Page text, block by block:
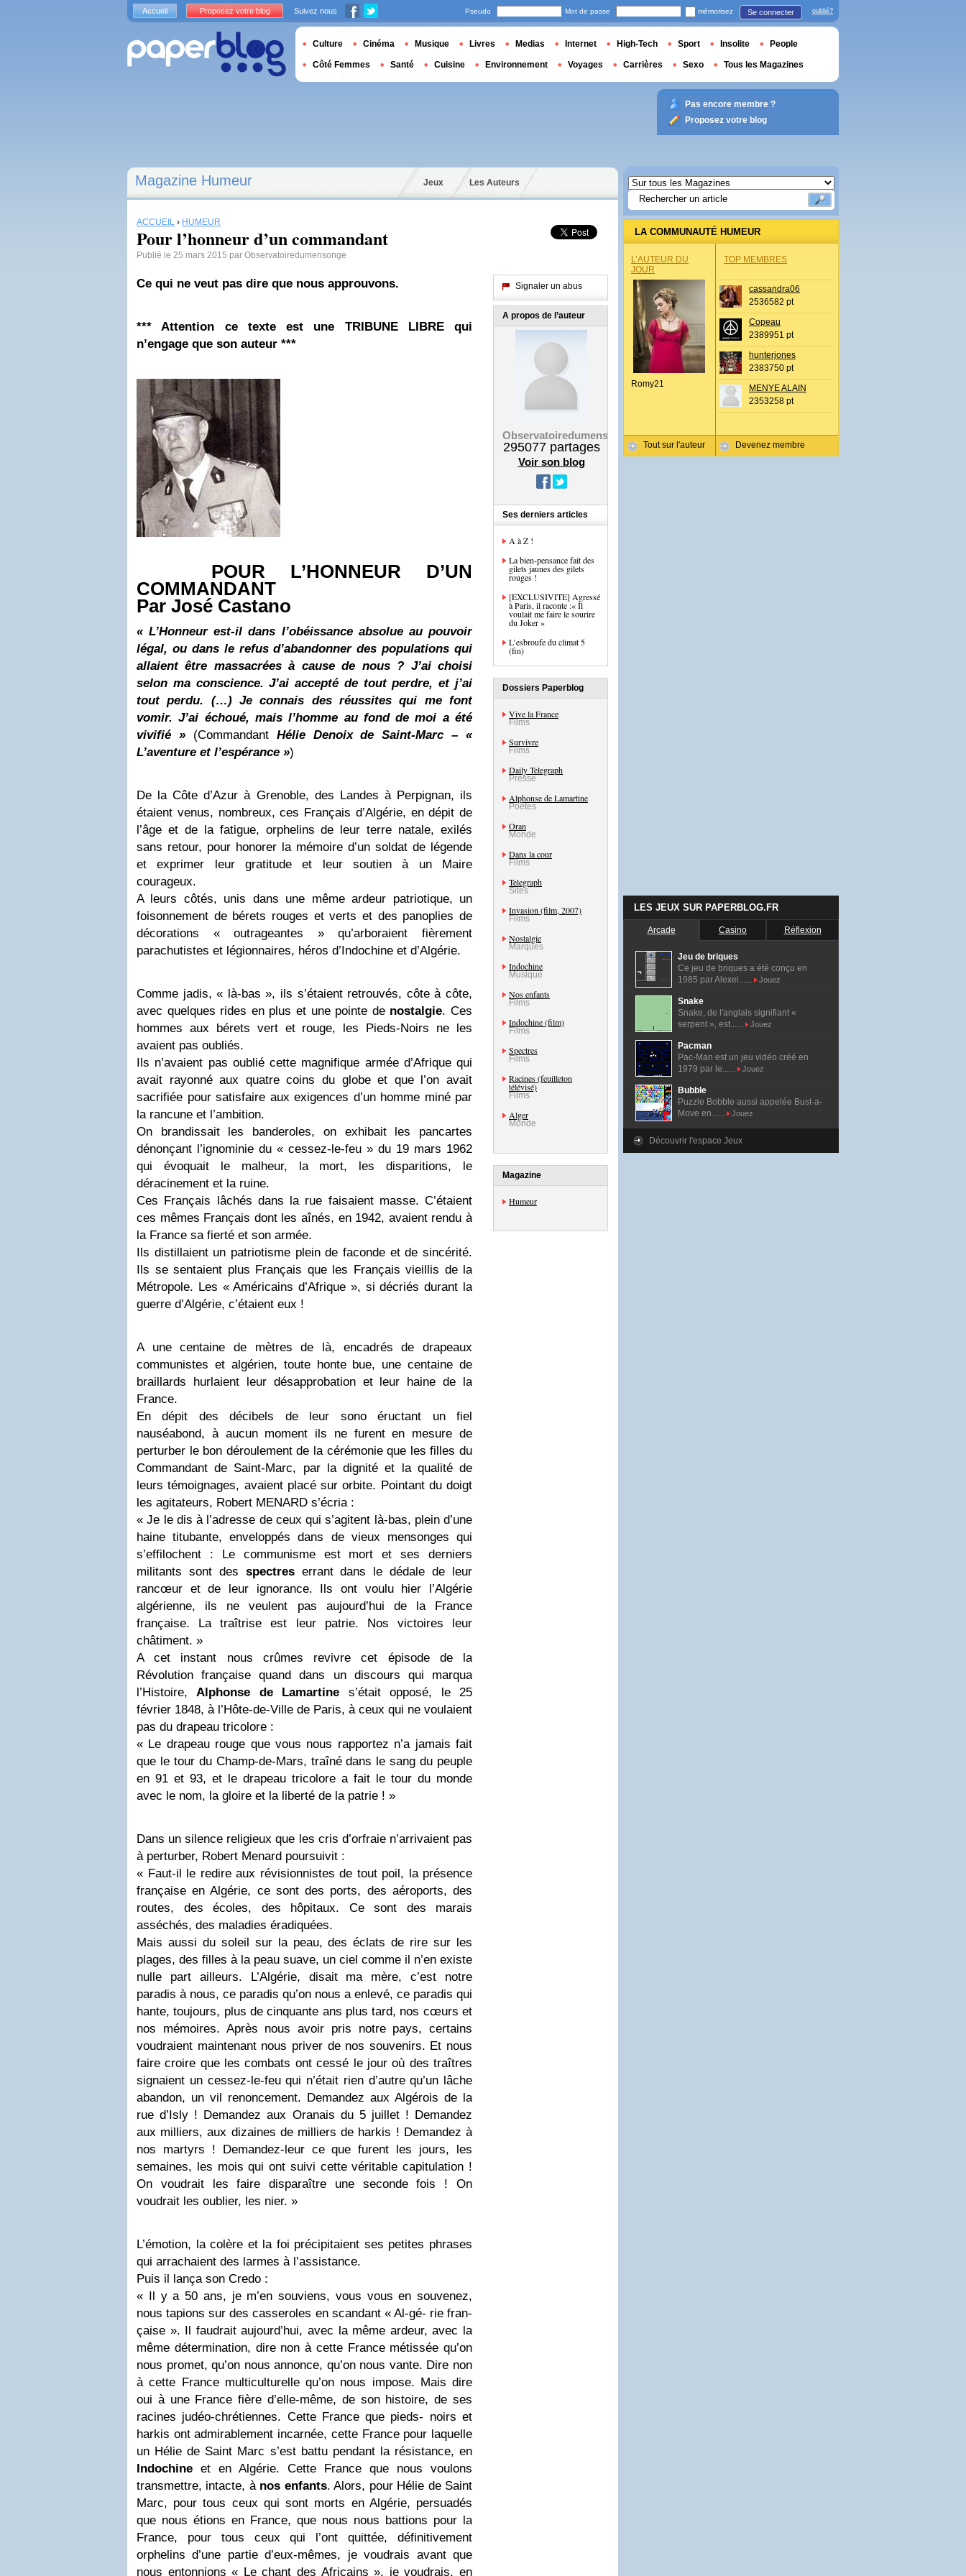
Magazine Humeur Jeux Les Auteurs
ACCUEIL › HUMEUR
Pour l’honneur d’un commandant
Publié le 25 mars 2015 par Observatoiredumensonge
Ce qui ne veut pas dire que nous approuvons.
*** Attention ce texte est une TRIBUNE LIBRE qui
n’engage que son auteur ***
POUR L’HONNEUR D’UN
COMMANDANT
Par José Castano
« L’Honneur est-il dans l’obéissance absolue au pouvoir
légal, ou dans le refus d’abandonner des populations qui
allaient être massacrées à cause de nous ? J’ai choisi
selon ma conscience. J’ai accepté de tout perdre, et j’ai
tout perdu. (…) Je connais des réussites qui me font
vomir. J’ai échoué, mais l’homme au fond de moi a été
vivifié »(Commandant Hélie Denoix de Saint-Marc – «
L’aventure et l’espérance »)
De la Côte d’Azur à Grenoble, des Landes à Perpignan, ils
étaient venus, nombreux, ces Français d’Algérie, en dépit de
l’âge et de la fatigue, orphelins de leur terre natale, exilés
sans retour, pour honorer la mémoire d’un soldat de légende
et exprimer leur gratitude et leur soutien à un Maire
courageux.
A leurs côtés, unis dans une même ardeur patriotique, un
foisonnement de bérets rouges et verts et des panoplies de
décorations « outrageantes » qu’arboraient fièrement
parachutistes et légionnaires, héros d’Indochine et d’Algérie.
Comme jadis, « là-bas », ils s’étaient retrouvés, côte à côte,
avec quelques rides en plus et une pointe de nostalgie. Ces
hommes aux bérets vert et rouge, les Pieds-Noirs ne les
avaient pas oubliés.
Ils n’avaient pas oublié cette magnifique armée d’Afrique qui
avait rayonné aux quatre coins du globe et que l’on avait
sacrifiée pour satisfaire aux exigences d’un homme miné par
la rancune et l’ambition.
On brandissait les banderoles, on exhibait les pancartes
dénonçant l’ignominie du « cessez-le-feu » du 19 mars 1962
qui évoquait le malheur, la mort, les disparitions, le
déracinement et la ruine.
Ces Français lâchés dans la rue faisaient masse. C’étaient
ces mêmes Français dont les aînés, en 1942, avaient rendu à
la France sa fierté et son armée.
Ils distillaient un patriotisme plein de faconde et de sincérité.
Ils se sentaient plus Français que les Français vieillis de la
Métropole. Les « Américains d’Afrique », si décriés durant la
guerre d’Algérie, c’étaient eux !
A une centaine de mètres de là, encadrés de drapeaux
communistes et algérien, toute honte bue, une centaine de
braillards hurlaient leur désapprobation et leur haine de la
France.
En dépit des décibels de leur sono éructant un fiel
nauséabond, à aucun moment ils ne furent en mesure de
perturber le bon déroulement de la cérémonie que les filles du
Commandant de Saint-Marc, par la dignité et la qualité de
leurs témoignages, avaient placé sur orbite. Pointant du doigt
les agitateurs, Robert MENARD s’écria :
« Je le dis à l’adresse de ceux qui s’agitent là-bas, plein d’une
haine titubante, enveloppés dans de vieux mensonges qui
s’effilochent : Le communisme est mort et ses derniers
militants sont des spectreserrant dans le dédale de leur
rancœur et de leur ignorance. Ils ont voulu hier l’Algérie
algérienne, ils ne veulent pas aujourd’hui de la France
française. La traîtrise est leur patrie. Nos victoires leur
châtiment. »
A cet instant nous crûmes revivre cet épisode de la
Révolution française quand dans un discours qui marqua
l’Histoire,Alphonse de Lamartine s’était opposé, le 25
février 1848, à l’Hôte-de-Ville de Paris, à ceux qui ne voulaient
pas du drapeau tricolore :
« Le drapeau rouge que vous nous rapportez n’a jamais fait
que le tour du Champ-de-Mars, traîné dans le sang du peuple
en 91 et 93, et le drapeau tricolore a fait le tour du monde
avec le nom, la gloire et la liberté de la patrie ! »
Dans un silence religieux que les cris d’orfraie n’arrivaient pas
à perturber, Robert Menard poursuivit :
« Faut-il le redire aux révisionnistes de tout poil, la présence
française en Algérie, ce sont des ports, des aéroports, des
routes, des écoles, des hôpitaux. Ce sont des marais
asséchés, des maladies éradiquées.
Mais aussi du soleil sur la peau, des éclats de rire sur les
plages, des filles à la peau suave, un ciel comme il n’en existe
nulle part ailleurs. L’Algérie, disait ma mère, c’est notre
paradis à nous, ce paradis qu’on nous a enlevé, ce paradis qui
hante, toujours, plus de cinquante ans plus tard, nos cœurs et
nos mémoires. Après nous avoir pris notre pays, certains
voudraient maintenant nous priver de nos souvenirs. Et nous
faire croire que les combats ont cessé le jour où des traîtres
signaient un cessez-le-feu qui n’était rien d’autre qu’un lâche
abandon, un vil renoncement. Demandez aux Algérois de la
rue d’Isly ! Demandez aux Oranais du 5 juillet ! Demandez
aux milliers, aux dizaines de milliers de harkis ! Demandez à
nos martyrs ! Demandez-leur ce que furent les jours, les
semaines, les mois qui ont suivi cette véritable capitulation !
On voudrait les faire disparaître une seconde fois ! On
voudrait les oublier, les nier. »
L’émotion, la colère et la foi précipitaient ses petites phrases
qui arrachaient des larmes à l’assistance.
Puis il lança son Credo :
« Il y a 50 ans, je m’en souviens, vous vous en souvenez,
nous tapions sur des casseroles en scandant « Al-gé- rie fran-
çaise ». Il faudrait aujourd’hui, avec la même ardeur, avec la
même détermination, dire non à cette France métissée qu’on
nous promet, qu’on nous annonce, qu’on nous vante. Dire non
à cette France multiculturelle qu’on nous impose. Mais dire
oui à une France fière d’elle-même, de son histoire, de ses
racines judéo-chrétiennes. Cette France que pieds- noirs et
harkis ont admirablement incarnée, cette France pour laquelle
un Hélie de Saint Marc s’est battu pendant la résistance, en
Indochine et en Algérie. Cette France que nous voulons
transmettre, intacte, à nos enfants. Alors, pour Hélie de Saint
Marc, pour tous ceux qui sont morts en Algérie, persuadés
que nous étions en France, que nous nous battions pour la
France, pour tous ceux qui l’ont quittée, définitivement
orphelins d’une partie d’eux-mêmes, je voudrais avant que
nous entonnions « Le chant des Africains », je voudrais, en
Signaler un abus
A propos de l’auteur
Observatoiredumensonge
295077partages
Voir son blog
Ses derniers articles
A à Z !
La bien-pensance fait des
gilets jaunes des gilets
rouges !
[EXCLUSIVITE] Agressé
à Paris, il raconte :« Il
voulait me faire le sourire
du Joker »
L’esbroufe du climat 5
(fin)
Dossiers Paperblog
Vive la France
Films
Survivre
Films
Daily Telegraph
Presse
Alphonse de Lamartine
Poètes
Oran
Monde
Dans la cour
Films
Telegraph
Sites
Invasion (film, 2007)
Films
Nostalgie
Marques
Indochine
Musique
Nos enfants
Films
Indochine (film)
Films
Spectres
Films
Racines (feuilleton
télévisé)
Films
Alger
Monde
Magazine
Humeur
LA COMMUNAUTÉ HUMEUR
L’AUTEUR DU
JOUR
Romy21
Tout sur l'auteur
TOP MEMBRES
cassandra06
2536582 pt
Copeau
2389951 pt
hunterjones
2383750 pt
MENYE ALAIN
2353258 pt
Devenez membre
LES JEUX SUR PAPERBLOG.FR
Arcade Casino Réflexion
Jeu de briques
Ce jeu de briques a été conçu en
1985 par Alexei......
Jouez
Snake
Snake, de l'anglais signifiant «
serpent », est......
Jouez
Pacman
Pac-Man est un jeu vidéo créé en
1979 par le......
Jouez
Bubble
Puzzle Bobble aussi appelée Bust-a-
Move en......
Jouez
Découvrir l'espace Jeux
Accueil Proposez votre blog Suivez nous Pseudo Mot de passe mémorisez Se connecter oublié?
Culture Cinéma Musique Livres Medias Internet High-Tech Sport Insolite People
Côté Femmes Santé Cuisine Environnement Voyages Carrières Sexo Tous les Magazines
Pas encore membre ?
Proposez votre blog